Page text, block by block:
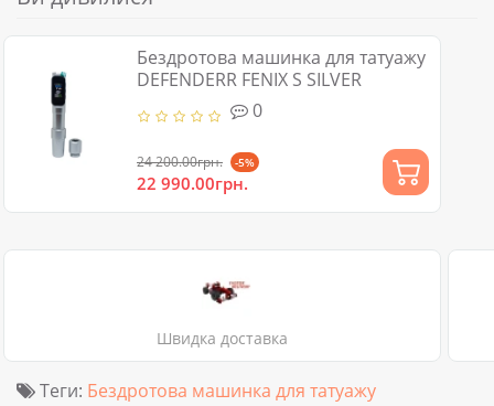
Бездротова машинка для татуажу
DEFENDERR FENIX S SILVER
0
24 200.00грн. -5%
22 990.00грн.
Швидка доставка
Теги: Бездротова машинка для татуажу